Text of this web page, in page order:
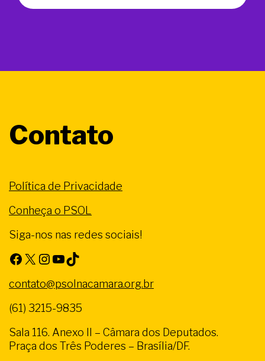
Contato
Política de Privacidade
Conheça o PSOL
Siga-nos nas redes sociais!
Facebook X Instagram Youtube TikTok
contato@psolnacamara.org.br
(61) 3215-9835
Sala 116. Anexo II – Câmara dos Deputados.
Praça dos Três Poderes – Brasília/DF.